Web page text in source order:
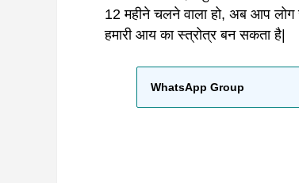
12 महीने चलने वाला हो, अब आप
हमारी आय का स्त्रोत्र बन सकता है|
WhatsApp Group